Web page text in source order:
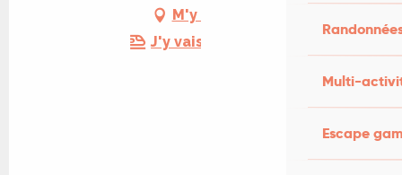
Multi-
Escape
M'y rendre
J'y vais en train !